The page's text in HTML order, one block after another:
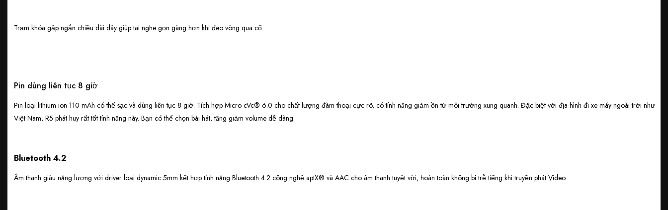
Trạm khóa gập ngắn chiều dài dây giúp tai nghe gọn gàng hơn khi đeo vòng qua cổ.
Pin dùng liên tục 8 giờ
Pin loại lithium ion 110 mAh có thể sạc và dùng liên tục 8 giờ. Tích hợp Micro cVc® 6.0 cho chất lượng đàm thoại cực rõ, có tính năng giảm ồn từ môi trường xung quanh. Đặc biệt với địa hình đi xe máy ngoài trời như
Việt Nam, R5 phát huy rất tốt tính năng này. Bạn có thể chọn bài hát, tăng giảm volume dễ dàng.
Bluetooth 4.2
Âm thanh giàu năng lượng với driver loại dynamic 5mm kết hợp tính năng Bluetooth 4.2 công nghệ aptX® và AAC cho âm thanh tuyệt vời, hoàn toàn không bị trễ tiếng khi truyền phát Video.